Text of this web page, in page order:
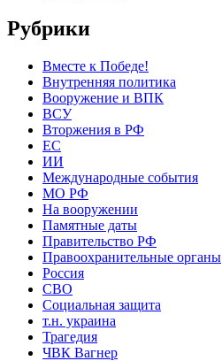
Рубрики
Вместе к Победе!
Внутренняя политика
Вооружение и ВПК
ВСУ
Вторжения в РФ
ЕС
ИИ
Международные события
МО РФ
На вооружении
Памятные даты
Правительство РФ
Правоохранительные органы
Россия
СВО
Социальная защита
т.н. украина
Трагедия
ЧВК Вагнер